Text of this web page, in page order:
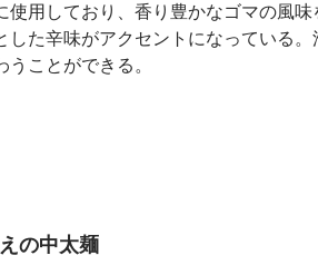
使用しており、香り豊かなゴマの風
した辛味がアクセントになっている
ことができる。
の中太麺